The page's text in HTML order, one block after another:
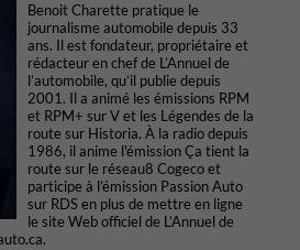
Benoit Charette pratique le
journalisme automobile depuis 33
ans. Il est fondateur, propriétaire et
rédacteur en chef de L’Annuel de
l’automobile, qu’il publie depuis
2001. Il a animé les émissions RPM
et RPM+ sur V et les Légendes de la
route sur Historia. À la radio depuis
1986, il anime l'émission Ça tient la
route sur le réseau8 Cogeco et
participe à l’émission Passion Auto
sur RDS en plus de mettre en ligne
le site Web officiel de L’Annuel de